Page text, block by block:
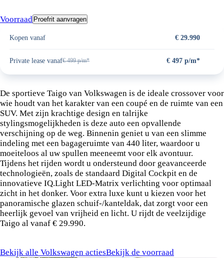
Voorraad Proefrit aanvragen
Kopen vanaf € 29.990
Private lease vanaf€ 499 p/m* € 497 p/m*
Stap in deVolkswagen Taigo:
De sportieve Taigo van Volkswagen is de ideale crossover voor
wie houdt van het karakter van een coupé en de ruimte van een
SUV. Met zijn krachtige design en talrijke
stylingsmogelijkheden is deze auto een opvallende
verschijning op de weg. Binnenin geniet u van een slimme
indeling met een bagageruimte van 440 liter, waardoor u
moeiteloos al uw spullen meeneemt voor elk avontuur.
Tijdens het rijden wordt u ondersteund door geavanceerde
technologieën, zoals de standaard Digital Cockpit en de
innovatieve IQ.Light LED-Matrix verlichting voor optimaal
zicht in het donker. Voor extra luxe kunt u kiezen voor het
panoramische glazen schuif-/kanteldak, dat zorgt voor een
heerlijk gevoel van vrijheid en licht. U rijdt de veelzijdige
Taigo al vanaf € 29.990.
Bekijk alle Volkswagen actiesBekijk de voorraad